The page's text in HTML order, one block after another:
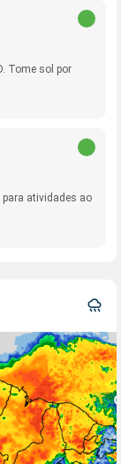
Tome sol por
para atividades ao